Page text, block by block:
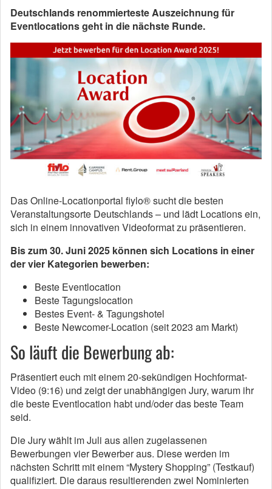
Deutschlands renommierteste Auszeichnung für
Eventlocations geht in die nächste Runde.
Das Online-Locationportal fiylo® sucht die besten
Veranstaltungsorte Deutschlands – und lädt Locations ein,
sich in einem innovativen Videoformat zu präsentieren.
Bis zum 30. Juni 2025 können sich Locations in einer
der vier Kategorien bewerben:
Beste Eventlocation
Beste Tagungslocation
Bestes Event- & Tagungshotel
Beste Newcomer-Location (seit 2023 am Markt)
So läuft die Bewerbung ab:
Präsentiert euch mit einem 20-sekündigen Hochformat-
Video (9:16) und zeigt der unabhängigen Jury, warum ihr
die beste Eventlocation habt und/oder das beste Team
seid.
Die Jury wählt im Juli aus allen zugelassenen
Bewerbungen vier Bewerber aus. Diese werden im
nächsten Schritt mit einem “Mystery Shopping” (Testkauf)
qualifiziert. Die daraus resultierenden zwei Nominierten